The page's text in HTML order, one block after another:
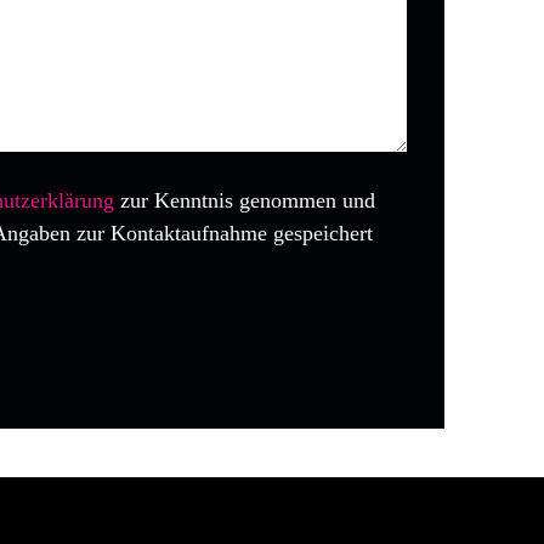
zur Kenntnis genommen und
zur Kontaktaufnahme gespeichert